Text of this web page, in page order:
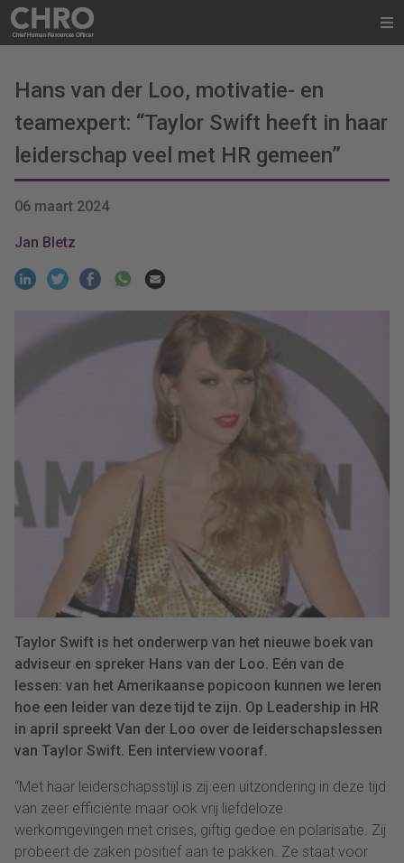
Hans van der Loo, motivatie- en
teamexpert: “Taylor Swift heeft in haar
leiderschap veel met HR gemeen”
06 maart 2024
Jan Bletz
Taylor Swift is het onderwerp van het nieuwe boek van
adviseur en spreker Hans van der Loo. Eén van de
lessen: van het Amerikaanse popicoon kunnen we leren
hoe een leider van deze tijd te zijn. Op Leadership in HR
in april spreekt Van der Loo over de leiderschapslessen
van Taylor Swift. Een interview vooraf.
“Met haar leiderschapsstijl is zij een uitzondering in deze tijd
van zeer efficiënte maar ook vrij liefdeloze
werkomgevingen met crises, giftig gedoe en polarisatie. Zij
probeert de zaken positief aan te pakken. Ze staat voor